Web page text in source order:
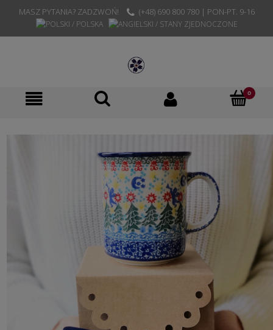
MASZ PYTANIA? ZADZWOŃ! (+48) 690 800 780 | PON-PT. 9-16